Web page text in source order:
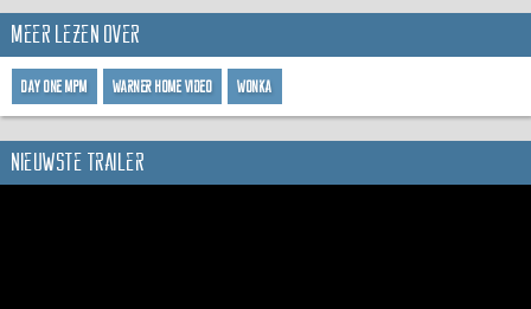
Meer lezen over
Day One MPM Warner Home Video Wonka
Nieuwste trailer